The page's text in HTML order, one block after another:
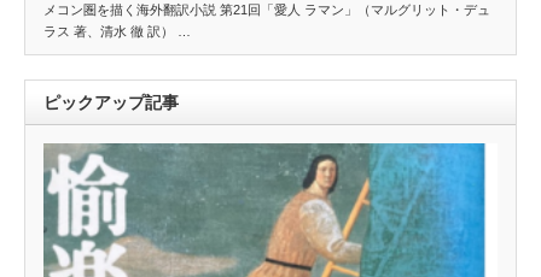
メコン圏を描く海外翻訳小説 第21回「愛人 ラマン」（マルグリット・デュ
ラス 著、清水 徹 訳） …
ピックアップ記事